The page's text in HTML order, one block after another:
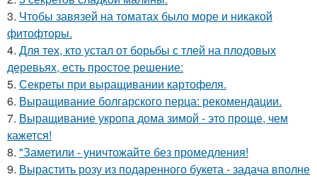
3. Чтобы завязей на томатах было море и никакой
фитофторы.
4. Для тех, кто устал от борьбы с тлей на плодовых
деревьях, есть простое решение:
5. Секреты при выращивании картофеля.
6. Выращивание болгарского перца: рекомендации.
7. Выращивание укропа дома зимой - это проще, чем
кажется!
8. "Заметили - уничтожайте без промедления!
9. Вырастить розу из подаренного букета - задача вполне